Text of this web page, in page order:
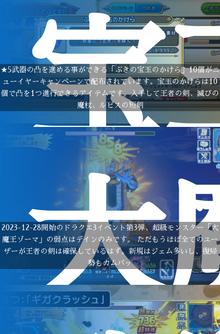
宝
★5武器の凸を進める事ができる「ぶきの宝玉のかけら」10個がニ
ューイヤーキャンペーンで配布されています。宝玉のかけらは10
個で凸を1つ進行できるアイテムです。入手して王者の剣、滅びの
魔杖、ルビスの短剣
大
2023-12-28開始のドラクエ3イベント第3弾、超級モンスター「大
魔王ゾーマ」の弱点はデインのみです。 ただもうほぼ全てのユー
ザーが王者の剣は確保しているはず。新規はジェム多いし、復帰
勢もカムバッ